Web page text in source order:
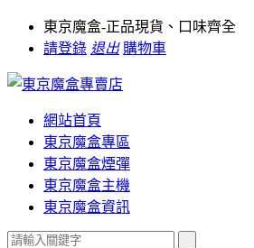
東京魔盒-正品現貨、口味齊全
請登錄 退出 購物車
網站首頁
東京魔盒專區
東京魔盒煙彈
東京魔盒主機
東京魔盒資訊